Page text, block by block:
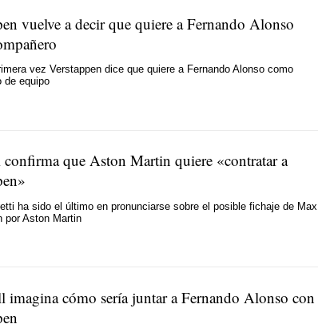
vuelve a decir que quiere a Fernando Alonso
vez Verstappen dice que quiere a Fernando Alonso como
de equipo
que Aston Martin quiere «contratar a
ha sido el último en pronunciarse sobre el posible fichaje de Max
por Aston Martin
imagina cómo sería juntar a Fernando Alonso con